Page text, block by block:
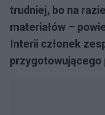
trudniej, bo na
materiałów –
Interii członek
przygotowującego